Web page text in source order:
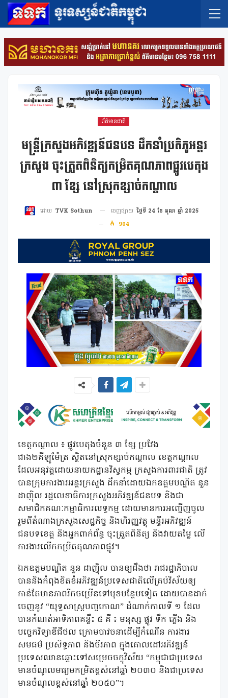
ព័ត៌មានជាតិ
មន្រ្តីក្រសួងអភិវឌ្ឍន៍ជនបទ ដឹកនាំប្រតិភូអន្តរ
ក្រសួង ចុះត្រួតពិនិត្យកម្រិតគុណភាពផ្លូវបេតុង
៣ ខ្សែ ​នៅ​ស្រុក​ខ្សាច់កណ្ដាល
ដោយ TVK Sothun ចេញផ្សាយ ថ្ងៃទី 24 ខែ តុលា ឆ្នាំ 2025
904
ខេត្តកណ្តាល ៖ ផ្លូវ​បេតុង​ចំនួន ៣ ខ្សែ ប្រវែង
ជាង២គីឡូម៉ែត្រ ស្ថិត​នៅ​ស្រុក​ខ្សាច់កណ្ដាល ខេត្ត​កណ្តាល
ដែល​អនុវត្ត​ដោយ​នាយកដ្ឋាន​វិស្វកម្ម ក្រសួងការពារជាតិ ត្រូវ​
បាន​ក្រុម​ការងារ​អន្តរក្រសួង ដឹកនាំ​ដោយ​ឯកឧត្តម​បណ្ឌិត នួន
ដាញ៉ិល រដ្ឋលេខាធិការ​ក្រសួង​អភិវឌ្ឍន៍​ជនបទ និង​ជា​
សមាជិក​គណៈកម្មាធិការ​លទ្ធកម្ម ដោយ​មាន​ការ​អញ្ជើញ​ចូល
រួម​ពី​តំណាង​ក្រសួង​សេដ្ឋកិច្ច និង​ហិរញ្ញវត្ថុ មន្ទីរ​អភិវឌ្ឍន៍​
ជនបទ​ខេត្ត និង​អ្នក​ពាក់ព័ន្ធ ចុះ​ត្រួតពិនិត្យ និង​វាយតម្លៃ លើ​
ការងារ​លើក​កម្រិត​គុណភាព​ផ្លូវ។
ឯកឧត្តម​​បណ្ឌិត នួន ដាញ៉ិល បាន​ឲ្យ​ដឹង​ថា រាជរដ្ឋាភិបាល
បាន​និង​កំពុង​ខិតខំ​អភិវឌ្ឍន៍​ប្រទេស​ជាតិ​លើ​គ្រប់​វិស័យ​ឲ្យ​
កាន់តែ​មាន​ភាព​រីកចម្រើន​ទៅមុខ​បន្ថែម​ទៀត ដោយ​បាន​ដាក់​
ចេញ​នូវ “​យុទ្ធសាស្ត្រ​បញ្ចកោណ​” ដំណាក់កាល​ទី ១ ដែល​
បាន​កំណត់​អាទិភាព​គន្លឹះ ៥ គឺ ៖ មនុស្ស ផ្លូវ ទឹក ភ្លើង និង​
បច្ចេកវិទ្យា​ឌីជីថល ក្រោម​បាវចនា​ដើម្បី​កំណើន ការងារ
សមធម៌ ប្រសិទ្ធភាព និង​ចីរភាព ក្នុង​គោលដៅ​អភិវឌ្ឍន៍​
ប្រទេស​ឈាន​ឆ្ពោះ​ទៅ​សម្រេច​ចក្ខុវិស័យ “​កម្ពុជា​ជា​ប្រទេស​
មាន​ចំណូល​មធ្យម​កម្រិត​ខ្ពស់​នៅ​ឆ្នាំ ២០៣០ និង​ជា​ប្រទេស​
មាន​ចំណូល​ខ្ពស់​នៅ​ឆ្នាំ ២០៥០”។